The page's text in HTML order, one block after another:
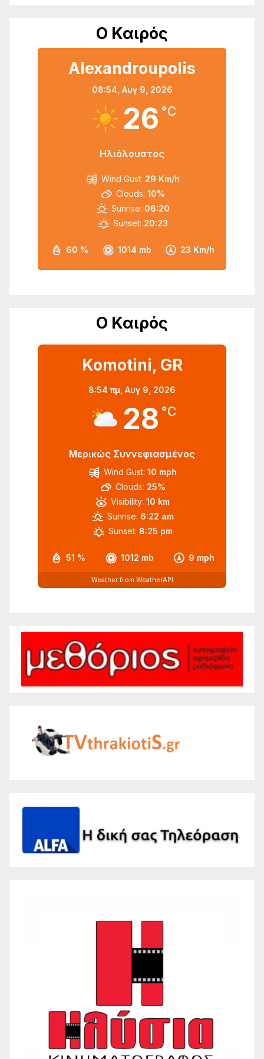
Ο Καιρός
Alexandroupolis
08:54, Αυγ 9, 2026
26 °C
Ηλιόλουστος
60 % 1014 mb 23 Km/h
Wind Gust: 29 Km/h
Clouds: 10%
Sunrise: 06:20
Sunset: 20:23
Ο Καιρός
Komotini, GR
8:54 πμ, Αυγ 9, 2026
28 °C
Μερικώς Συννεφιασμένος
51 % 1012 mb 9 mph
Wind Gust: 10 mph
Clouds: 25%
Visibility: 10 km
Sunrise: 6:22 am
Sunset: 8:25 pm
Weather from WeatherAPI